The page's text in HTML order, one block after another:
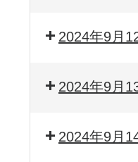
2024年9月
2024年9月
2024年9月